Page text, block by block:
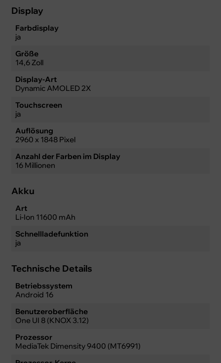
Display
Farbdisplay
ja
Größe
14,6 Zoll
Display-Art
Dynamic AMOLED 2X
Touchscreen
ja
Auflösung
2960 x 1848 Pixel
Anzahl der Farben im Display
16 Millionen
Akku
Art
Li-Ion 11600 mAh
Schnellladefunktion
ja
Technische Details
Betriebssystem
Android 16
Benutzeroberfläche
One UI 8 (KNOX 3.12)
Prozessor
MediaTek Dimensity 9400 (MT6991)